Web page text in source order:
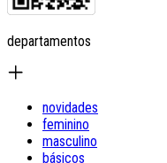
departamentos
novidades
feminino
masculino
básicos